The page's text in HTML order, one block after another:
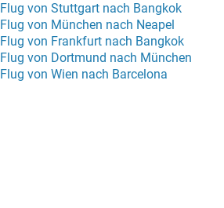
Flug von Stuttgart nach Bangkok
Flug von München nach Neapel
Flug von Frankfurt nach Bangkok
Flug von Dortmund nach München
Flug von Wien nach Barcelona